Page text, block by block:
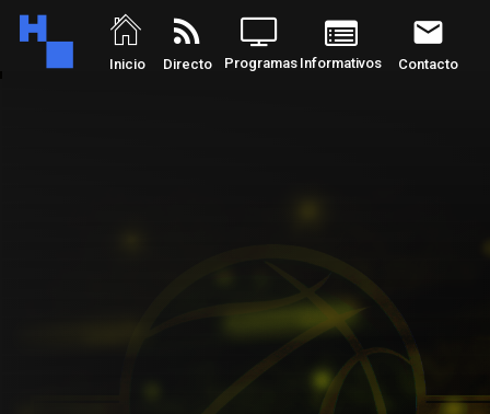
Inicio Directo Programas Informativos Contacto
rss_feed email